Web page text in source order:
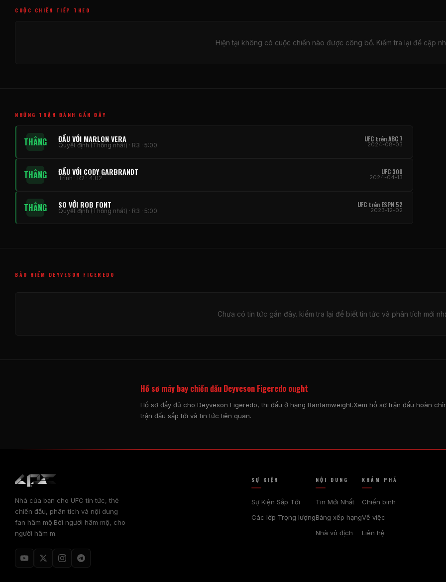
CUỘC CHIẾN TIẾP THEO
Hiện tại không có cuộc chiến nào được công bố. Kiểm tra lại để cập
NHỮNG TRẬN ĐÁNH GẦN ĐÂY
THẮNG ĐẤU VỚI MARLON VERA
Quyết định (Thống nhất) · R3 · 5:00
UFC trên ABC 7
2024-08-03
THẮNG ĐẤU VỚI CODY GARBRANDT
Trình · R2 · 4:02
UFC 300
2024-04-13
THẮNG SO VỚI ROB FONT
Quyết định (Thống nhất) · R3 · 5:00
UFC trên ESPN 52
2023-12-02
BẢO HIỂM DEYVESON FIGEREDO
Chưa có tin tức gần đây. kiểm tra lại để biết tin tức và phân tích mới
Hồ sơ máy bay chiến đấu Deyveson Figeredo ought
Hồ sơ đầy đủ cho Deyveson Figeredo, thi đấu ở hạng Bantamweight.Xem hồ sơ trận đấu hoàn
trận đấu sắp tới và tin tức liên quan.
Nhà của bạn cho UFC tin tức, thẻ
chiến đấu, phân tích và nội dung
fan hâm mộ.Bởi người hâm mộ, cho
người hâm m.
SỰ KIỆN
Sự Kiện Sắp Tới
Các lớp Trọng lượng
NỘI DUNG
Tin Mới Nhất
Bảng xếp hạng
Nhà vô địch
KHÁM PHÁ
Chiến binh
Về việc
Liên hệ